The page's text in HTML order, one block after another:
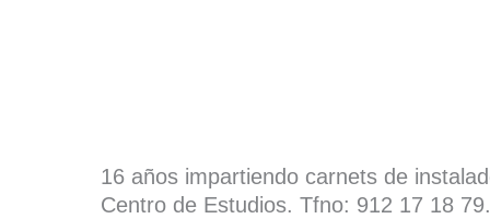
16 años impartiendo carnets de
Centro de Estudios. Tfno: 912 17 18 79.